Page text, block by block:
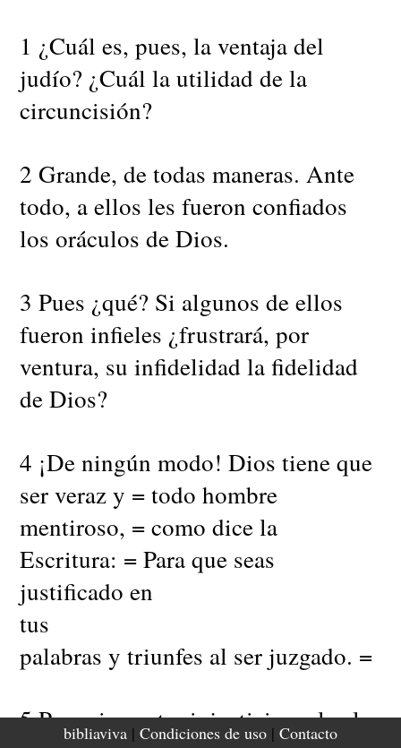
1 ¿Cuál es, pues, la ventaja del
judío? ¿Cuál la utilidad de la
circuncisión?
2 Grande, de todas maneras. Ante
todo, a ellos les fueron confiados
los oráculos de Dios.
3 Pues ¿qué? Si algunos de ellos
fueron infieles ¿frustrará, por
ventura, su infidelidad la fidelidad
de Dios?
4 ¡De ningún modo! Dios tiene que
ser veraz y = todo hombre
mentiroso, = como dice la
Escritura: = Para que seas
justificado en
tus
palabras y triunfes al ser juzgado. =
5 Pero si nuestra injusticia realza la
bibliaviva | Condiciones de uso | Contacto